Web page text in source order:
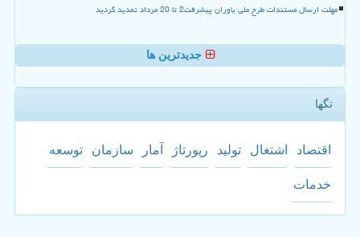
مهلت ارسال مستندات طرح ملی یاوران پیشرفت2 تا 20 مرداد تمدید گردید
جدیدترین ها
تگها
اقتصاد اشتغال تولید رپورتاژ آمار سازمان توسعه
خدمات